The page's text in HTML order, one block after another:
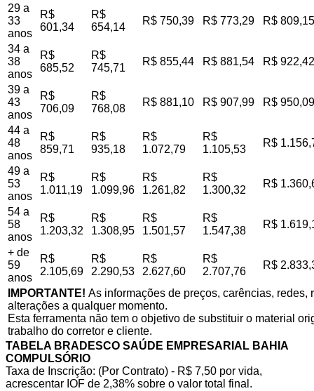
29 a
33
anos
R$
601,34
R$
654,14
R$ 750,39 R$ 773,29 R$ 809,15
34 a
38
anos
R$
685,52
R$
745,71
R$ 855,44 R$ 881,54 R$ 922,42
39 a
43
anos
R$
706,09
R$
768,08
R$ 881,10 R$ 907,99 R$ 950,09
44 a
48
anos
R$
859,71
R$
935,18
R$
1.072,79
R$
1.105,53
R$
49 a
53
anos
R$
1.011,19
R$
1.099,96
R$
1.261,82
R$
1.300,32
R$
54 a
58
anos
R$
1.203,32
R$
1.308,95
R$
1.501,57
R$
1.547,38
R$
+ de
59
anos
R$
2.105,69
R$
2.290,53
R$
2.627,60
R$
2.707,76
R$
IMPORTANTE! As informações de preços, carências,
alterações a qualquer momento.
Esta ferramenta não tem o objetivo de substituir o material
trabalho do corretor e cliente.
TABELA BRADESCO SAÚDE EMPRESARIAL BAHIA
COMPULSÓRIO
Taxa de Inscrição: (Por Contrato) - R$ 7,50 por vida,
acrescentar IOF de 2,38% sobre o valor total final.